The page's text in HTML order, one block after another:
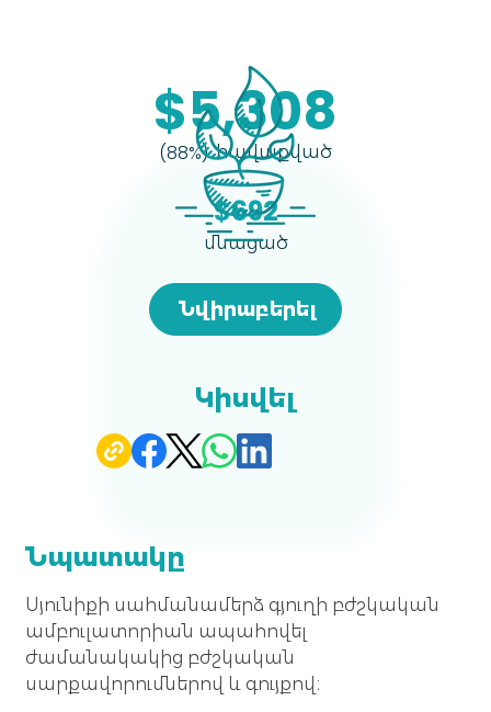
Նպատակը
Սյունիքի սահմանամերձ գյուղի բժշկական
ամբուլատորիան ապահովել
ժամանակակից բժշկական
սարքավորումներով և գույքով։
մնացած
$692
(88%) հավաքված
$5,308
Նվիրաբերել
Կիսվել